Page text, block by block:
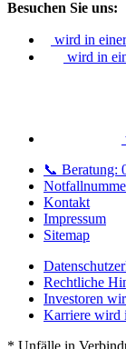
Besuchen Sie uns:
wird in
wird in
📞 Beratung:
Kontakt
Impressum
Sitemap
Rechtliche
Investoren
Karriere wird